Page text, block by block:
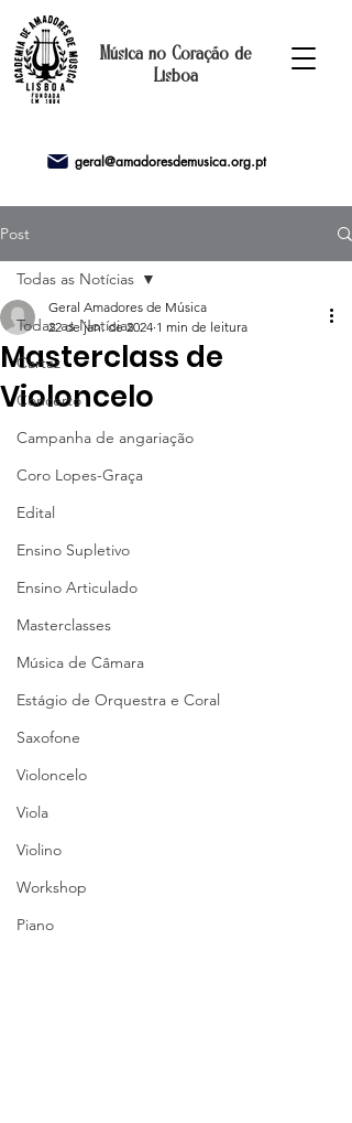
Música no Coração de
Lisboa
geral@amadoresdemusica.org.pt
Post
Todas as Notícias
Cartaz
Concerto
Campanha de angariação
Coro Lopes-Graça
Edital
Ensino Supletivo
Ensino Articulado
Masterclasses
Música de Câmara
Estágio de Orquestra e Coral
Saxofone
Violoncelo
Viola
Violino
Workshop
Piano
Todas as Notícias
Masterclass de
Violoncelo
Geral Amadores de Música
22 de jan. de 2024 1 min de leitura